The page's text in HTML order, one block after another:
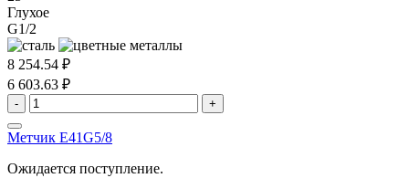
Глухое
G1/2
8 254.54 ₽
6 603.63 ₽
- +
Метчик E41G5/8
Ожидается поступление.